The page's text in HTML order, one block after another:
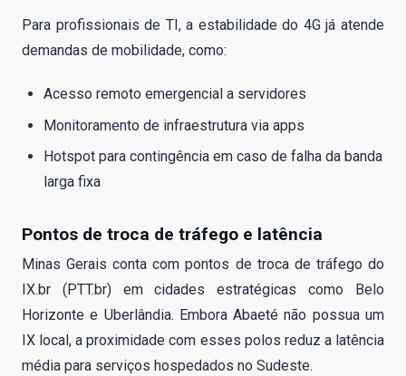
Para profissionais de TI, a estabilidade do 4G já atende
demandas de mobilidade, como:
Acesso remoto emergencial a servidores
Monitoramento de infraestrutura via apps
Hotspot para contingência em caso de falha da banda
larga fixa
Pontos de troca de tráfego e latência
Minas Gerais conta com pontos de troca de tráfego do
IX.br (PTT.br) em cidades estratégicas como Belo
Horizonte e Uberlândia. Embora Abaeté não possua um
IX local, a proximidade com esses polos reduz a latência
média para serviços hospedados no Sudeste.